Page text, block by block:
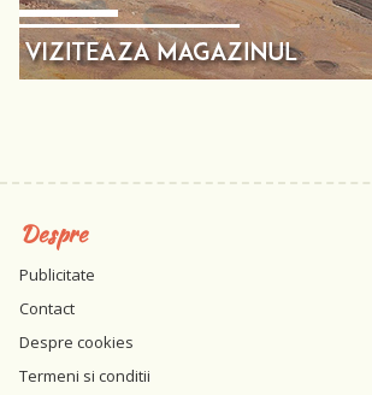
Despre
Publicitate
Contact
Despre cookies
Termeni si conditii